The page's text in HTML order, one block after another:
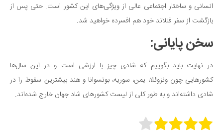
انسانی و ساختار اجتماعی عالی از ویژگی‌های این کشور است. حتی پس از
بازگشت از سفر فنلاند خود هم افسرده خواهید شد.
سخن پایانی:
در نهایت باید بگوییم که شادی چیز با ارزشی است و در این سال‌ها
کشورهایی چون ونزوئلا، یمن، سوریه، بوتسوانا و هند بیشترین سقوط را در
شادی داشته‌اند و به طور کلی از لیست کشورهای شاد جهان خارج شده‌اند.
Rate this item: